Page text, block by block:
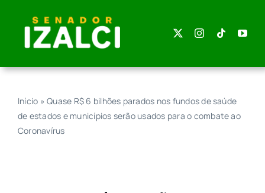
content
Início »Quase R$ 6 bilhões parados nos fundos de saúde
de estados e municípios serão usados para o combate ao
Coronavírus